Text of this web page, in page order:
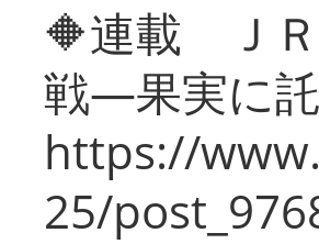
🔶連載 ＪＲ
戦―果実に
https://
25/